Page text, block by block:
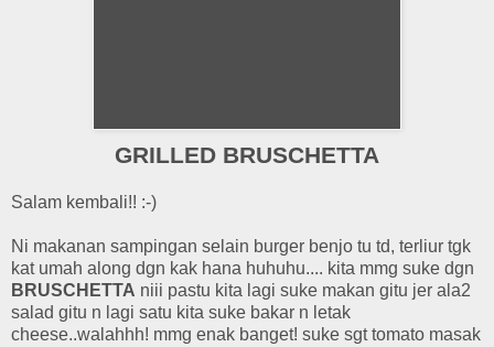
GRILLED BRUSCHETTA
Salam kembali!! :-)
Ni makanan sampingan selain burger benjo tu td, terliur tgk
kat umah along dgn kak hana huhuhu.... kita mmg suke dgn
BRUSCHETTA niii pastu kita lagi suke makan gitu jer ala2
salad gitu n lagi satu kita suke bakar n letak
cheese..walahhh! mmg enak banget! suke sgt tomato masak